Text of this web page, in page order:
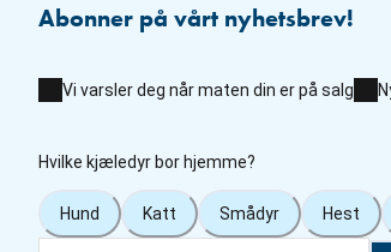
Abonner på vårt nyhetsbrev!
Vi varsler deg når maten din er på salg
Hvilke kjæledyr bor hjemme?
Hund Katt Smådyr Hest